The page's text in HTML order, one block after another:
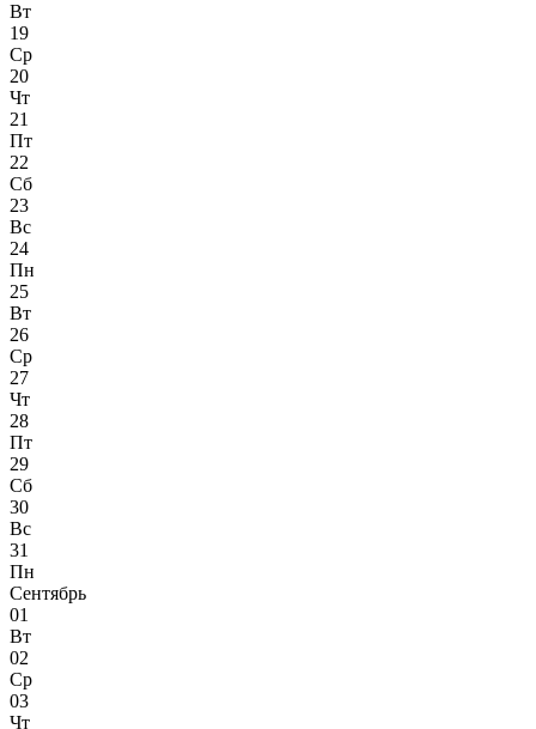
Вт
19
Ср
20
Чт
21
Пт
22
Сб
23
Вс
24
Пн
25
Вт
26
Ср
27
Чт
28
Пт
29
Сб
30
Вс
31
Пн
Сентябрь
01
Вт
02
Ср
03
Чт